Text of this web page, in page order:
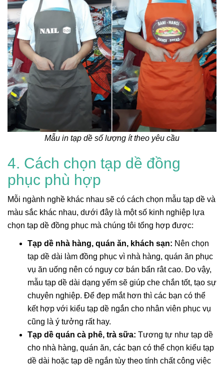
Mẫu in tạp dề số lượng ít theo yêu cầu
4. Cách chọn tạp dề đồng
phục phù hợp
Mỗi ngành nghề khác nhau sẽ có cách chọn mẫu tạp dề và
màu sắc khác nhau, dưới đây là một số kinh nghiệp lựa
chọn tạp dề đồng phục mà chúng tôi tổng hợp được:
Tạp dề nhà hàng, quán ăn, khách sạn: Nên chọn
tạp dề dài làm đồng phục vì nhà hàng, quán ăn phục
vụ ăn uống nên có nguy cơ bán bẩn rât cao. Do vậy,
mẫu tạp dề dài dạng yếm sẽ giúp che chắn tốt, tạo sự
chuyên nghiệp. Để đẹp mắt hơn thì các bạn có thể
kết hợp với kiểu tạp dề ngắn cho nhân viên phục vụ
cũng là ý tưởng rất hay.
Tạp dề quán cà phê, trà sữa: Tương tự như tạp dề
cho nhà hàng, quán ăn, các bạn có thể chọn kiểu tạp
dề dài hoặc tạp dề ngắn tùy theo tính chất công việc